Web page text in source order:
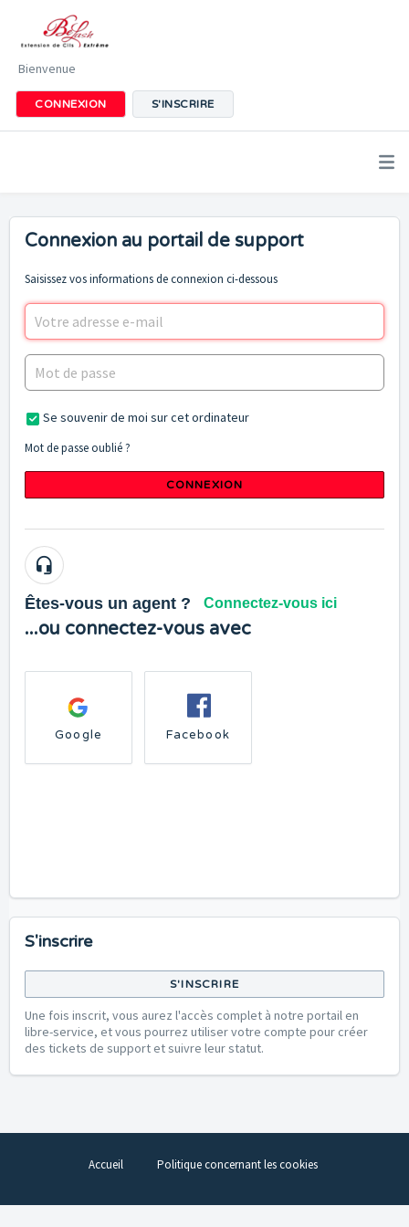
Bienvenue
CONNEXION S'INSCRIRE
Connexion au portail de support
Saisissez vos informations de connexion ci-dessous
Se souvenir de moi sur cet ordinateur
Mot de passe oublié ?
CONNEXION
Êtes-vous un agent ? Connectez-vous ici
...ou connectez-vous avec
Google Facebook
S'inscrire
S'INSCRIRE
Une fois inscrit, vous aurez l'accès complet à notre portail en
libre-service, et vous pourrez utiliser votre compte pour créer
des tickets de support et suivre leur statut.
Accueil Politique concernant les cookies